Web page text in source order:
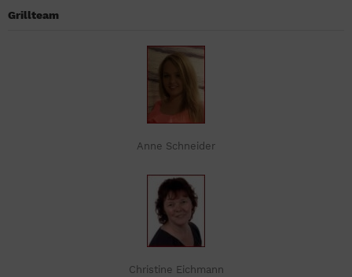
Grillteam
Anne Schneider
Christine Eichmann